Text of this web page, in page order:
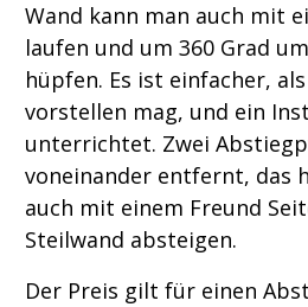
Wand kann man auch mit
laufen und um 360 Grad
hüpfen. Es ist einfacher,
vorstellen mag, und ein
unterrichtet. Zwei
voneinander entfernt, das
auch mit einem Freund
Steilwand absteigen.
Der Preis gilt für einen